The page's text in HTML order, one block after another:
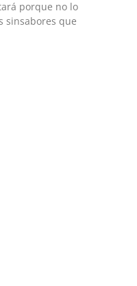
porque no lo
sinsabores que